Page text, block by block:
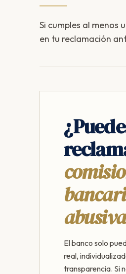
Si cumples al menos
en tu reclamación
El banco solo
real,
transparencia. Si